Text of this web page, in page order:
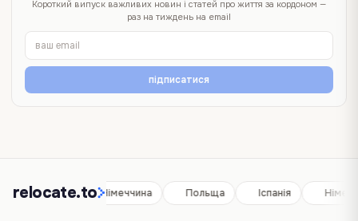
Короткий випуск важливих новин і статей про життя за кордоном —
раз на тиждень на email
підписатися
relocate.to
Іспанія Німеччина Польща Іспанія